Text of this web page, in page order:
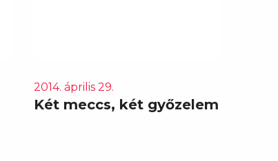
2014. április 29.
Két meccs, két győzelem